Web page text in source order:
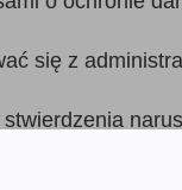
się z